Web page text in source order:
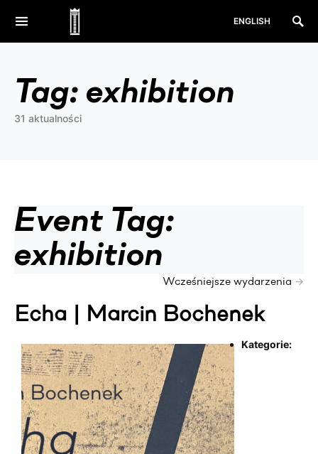
ENGLISH
Tag: exhibition
31 aktualności
Event Tag:
exhibition
Wcześniejsze wydarzenia →
Echa | Marcin Bochenek
Kategorie: